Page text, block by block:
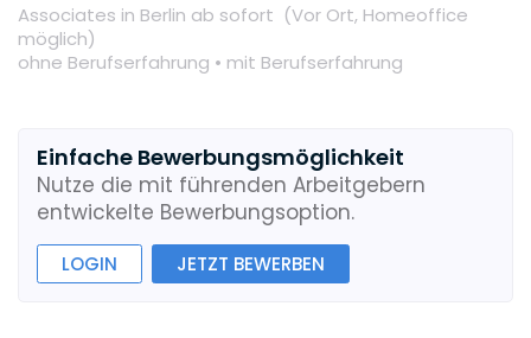
Associates in Berlin ab sofort (Vor Ort, Homeoffice
möglich)
ohne Berufserfahrung • mit Berufserfahrung
Einfache Bewerbungsmöglichkeit
Nutze die mit führenden Arbeitgebern
entwickelte Bewerbungsoption.
LOGIN JETZT BEWERBEN